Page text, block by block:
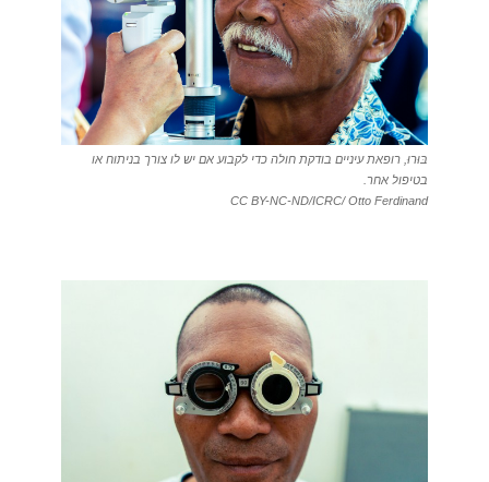
בּוּרוּ, רופאת עיניים בודקת חולה כדי לקבוע אם יש לו צורך בניתוח או
בטיפול אחר.
CC BY-NC-ND/ICRC/ Otto Ferdinand